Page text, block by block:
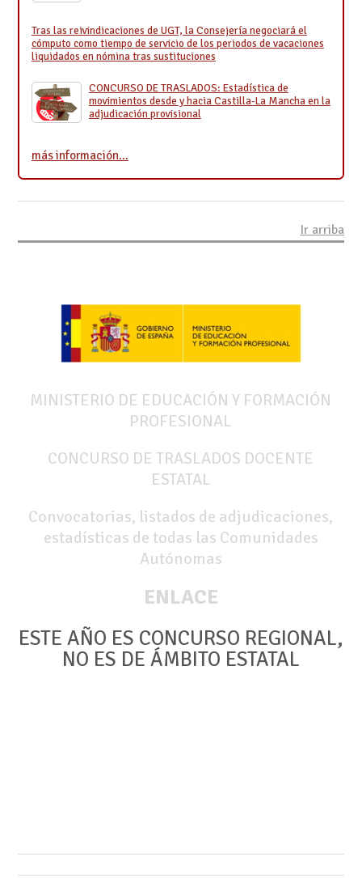
Tras las reivindicaciones de UGT, la Consejería negociará el
cómputo como tiempo de servicio de los periodos de vacaciones
liquidados en nómina tras sustituciones
CONCURSO DE TRASLADOS: Estadística de
movimientos desde y hacia Castilla-La Mancha en la
adjudicación provisional
más información…
Ir arriba
MINISTERIO DE EDUCACIÓN Y FORMACIÓN
PROFESIONAL
CONCURSO DE TRASLADOS DOCENTE
ESTATAL
Convocatorias, listados de adjudicaciones,
estadísticas de todas las Comunidades
Autónomas
ENLACE
ESTE AÑO ES CONCURSO REGIONAL,
NO ES DE ÁMBITO ESTATAL